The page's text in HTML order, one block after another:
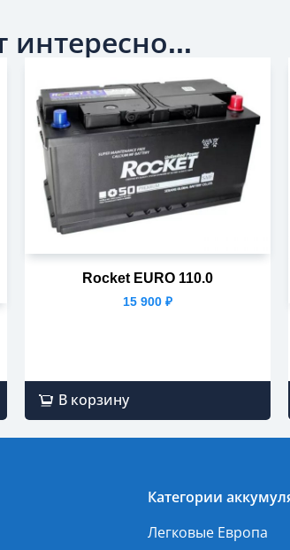
интересно...
Rocket EURO 110.0
15 900 ₽
В корзину
Категории
Легковые Европа